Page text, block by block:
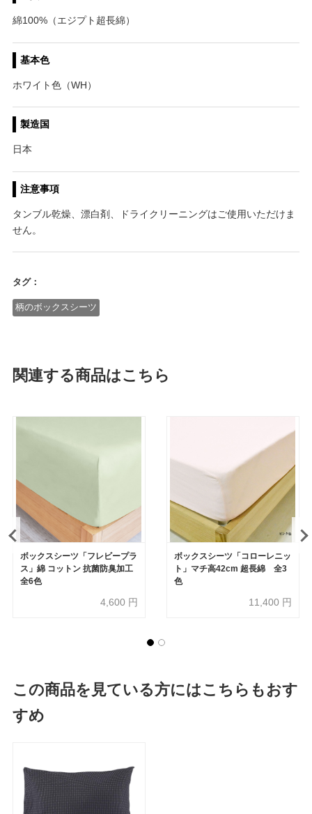
綿100%（エジプト超長綿）
基本色
ホワイト色（WH）
製造国
日本
注意事項
タンブル乾燥、漂白剤、ドライクリーニングはご使用いただけま
せん。
タグ：
柄のボックスシーツ
関連する商品はこちら
ボックスシーツ「フレビープラ
ス」綿 コットン 抗菌防臭加工
全6色
4,600 円
ボックスシーツ「コローレニッ
ト」マチ高42cm 超長綿 全3
色
11,400 円
この商品を見ている方にはこちらもおす
すめ